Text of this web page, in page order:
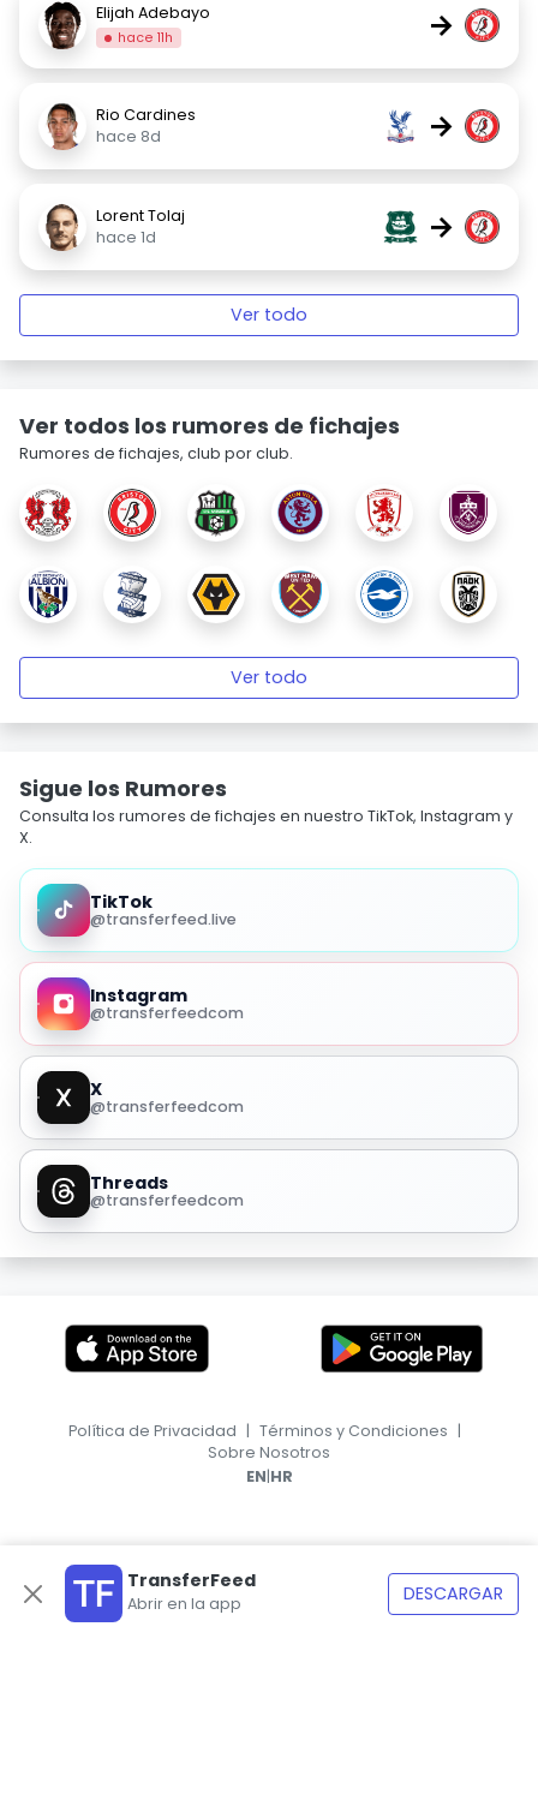
Elijah Adebayo
hace 11h →
Rio Cardines
hace 8d
→
Lorent Tolaj
hace 1d
→
Ver todo
Ver todos los rumores de fichajes
Rumores de fichajes, club por club.
Ver todo
Sigue los Rumores
Consulta los rumores de fichajes en nuestro TikTok, Instagram y
X.
TikTok
@transferfeed.live
Instagram
@transferfeedcom
X
@transferfeedcom
Threads
@transferfeedcom
TransferFeed
Abrir en la app DESCARGAR
Política de Privacidad | Términos y Condiciones |
Sobre Nosotros
EN|HR